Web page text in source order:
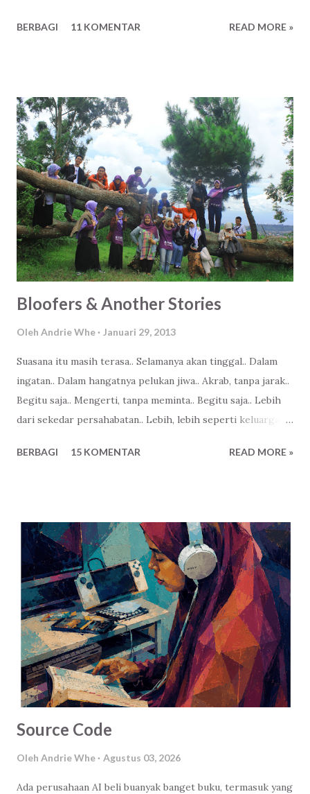
BERBAGI 11 KOMENTAR READ MORE »
Bloofers & Another Stories
Oleh Andrie Whe Januari 29, 2013
Suasana itu masih terasa.. Selamanya akan tinggal.. Dalam
ingatan.. Dalam hangatnya pelukan jiwa.. Akrab, tanpa jarak..
Begitu saja.. Mengerti, tanpa meminta.. Begitu saja.. Lebih
dari sekedar persahabatan.. Lebih, lebih seperti keluarga...
BERBAGI 15 KOMENTAR READ MORE »
Source Code
Oleh Andrie Whe Agustus 03, 2026
Ada perusahaan AI beli buanyak banget buku, termasuk yang